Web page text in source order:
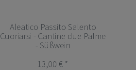
Aleatico Passito Salento
Cuoriarsi - Cantine due Palme
- Süßwein
13,00 € *